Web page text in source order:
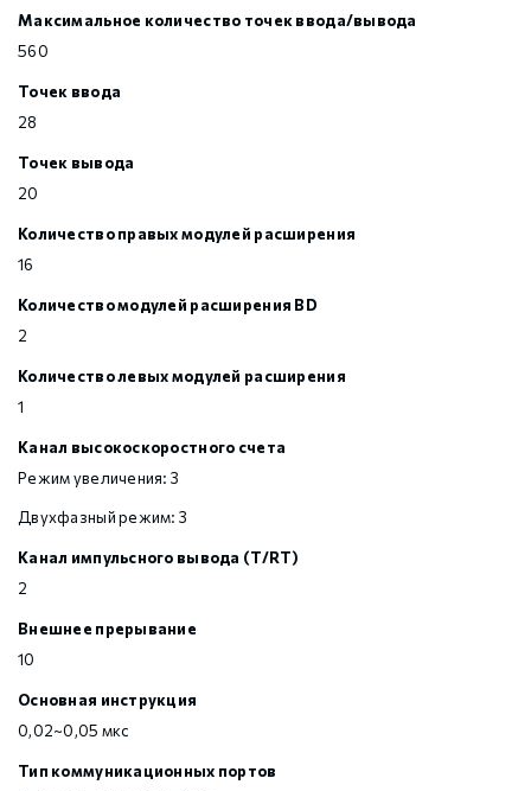
Максимальное количество точек ввода/вывода
560
Точек ввода
28
Точек вывода
20
Количество правых модулей расширения
16
Количество модулей расширения BD
2
Количество левых модулей расширения
1
Канал высокоскоростного счета
Режим увеличения: 3
Двухфазный режим: 3
Канал импульсного вывода (T/RT)
2
Внешнее прерывание
10
Основная инструкция
0,02~0,05 мкс
Тип коммуникационных портов